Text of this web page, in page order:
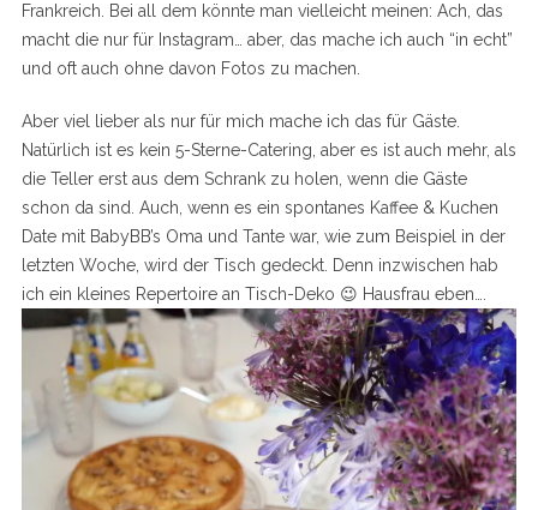
Frankreich. Bei all dem könnte man vielleicht meinen: Ach, das
macht die nur für Instagram… aber, das mache ich auch “in echt”
und oft auch ohne davon Fotos zu machen.
Aber viel lieber als nur für mich mache ich das für Gäste.
Natürlich ist es kein 5-Sterne-Catering, aber es ist auch mehr, als
die Teller erst aus dem Schrank zu holen, wenn die Gäste
schon da sind. Auch, wenn es ein spontanes Kaffee & Kuchen
Date mit BabyBB’s Oma und Tante war, wie zum Beispiel in der
letzten Woche, wird der Tisch gedeckt. Denn inzwischen hab
ich ein kleines Repertoire an Tisch-Deko 😉 Hausfrau eben….